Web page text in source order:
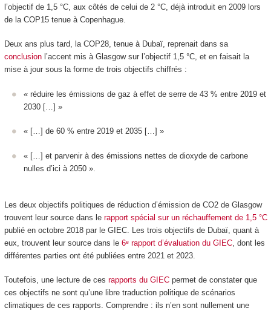
l’objectif de 1,5 °C, aux côtés de celui de 2 °C, déjà introduit en 2009 lors
de la COP15 tenue à Copenhague.
Deux ans plus tard, la COP28, tenue à Dubaï, reprenait dans sa
conclusionl’accent mis à Glasgow sur l’objectif 1,5 °C, et en faisait la
mise à jour sous la forme de trois objectifs chiffrés :
« réduire les émissions de gaz à effet de serre de 43 % entre 2019 et
2030 […] »
« […] de 60 % entre 2019 et 2035 […] »
« […] et parvenir à des émissions nettes de dioxyde de carbone
nulles d’ici à 2050 ».
Les deux objectifs politiques de réduction d’émission de CO2de Glasgow
trouvent leur source dans le rapport spécial sur un réchauffement de 1,5 °C
publié en octobre 2018 par le GIEC. Les trois objectifs de Dubaï, quant à
eux, trouvent leur source dans le 6ᵉ rapport d’évaluation du GIEC, dont les
différentes parties ont été publiées entre 2021 et 2023.
Toutefois, une lecture de ces rapports du GIECpermet de constater que
ces objectifs ne sont qu’une libre traduction politique de scénarios
climatiques de ces rapports. Comprendre : ils n’en sont nullement une